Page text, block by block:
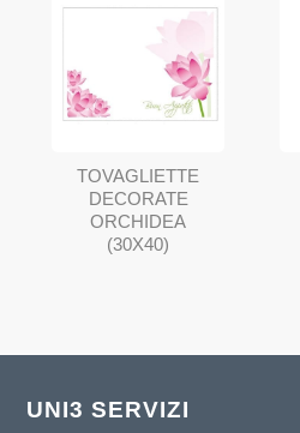
TOVAGLIETTE
DECORATE
ORCHIDEA
(30X40)
UNI3 SERVIZI